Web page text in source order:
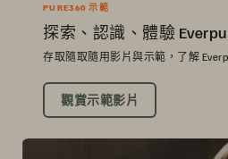
PURE360 示範
探索、認識、體驗
存取隨取隨用影片與示範，了解
觀賞示範影片